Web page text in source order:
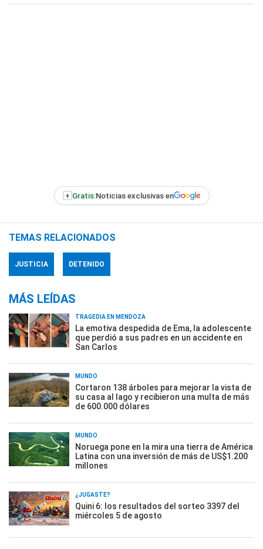
+ Gratis:Noticias exclusivas en
TEMAS RELACIONADOS
JUSTICIA DETENIDO
MÁS LEÍDAS
TRAGEDIA EN MENDOZA
La emotiva despedida de Ema, la adolescente
que perdió a sus padres en un accidente en
San Carlos
MUNDO
Cortaron 138 árboles para mejorar la vista de
su casa al lago y recibieron una multa de más
de 600.000 dólares
MUNDO
Noruega pone en la mira una tierra de América
Latina con una inversión de más de US$1.200
millones
¿JUGASTE?
Quini 6: los resultados del sorteo 3397 del
miércoles 5 de agosto